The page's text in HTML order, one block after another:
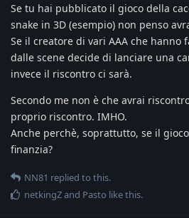
Se tu hai pubblicato il gioco della
snake in 3D (esempio) non penso
Se il creatore di vari AAA che hanno
dalle scene decide di lanciare una
invece il riscontro ci sarà.
Secondo me non è che avrai
proprio riscontro. IMHO.
Anche perchè, soprattutto, se il
finanzia?
NN81 replied to this.
netkingZand Pasto like this.